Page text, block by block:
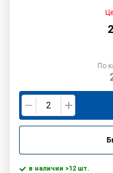
По
в наличии >12 шт.